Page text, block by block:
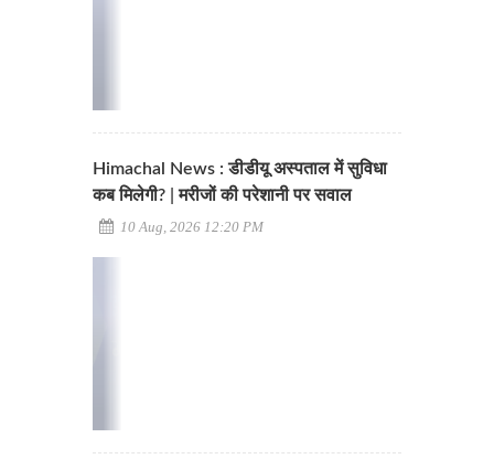
Himachal News : डीडीयू अस्पताल में सुविधा
कब मिलेगी? | मरीजों की परेशानी पर सवाल
10 Aug, 2026 12:20 PM